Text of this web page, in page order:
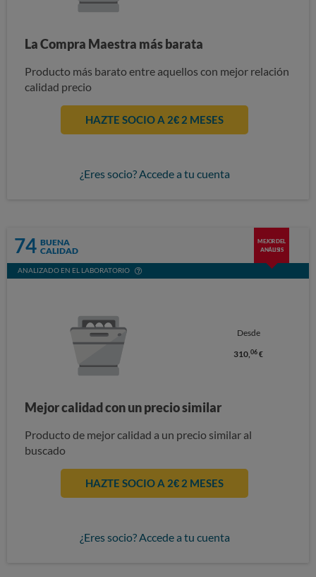
La Compra Maestra más barata
Producto más barato entre aquellos con mejor relación
calidad precio
HAZTE SOCIO A 2€ 2 MESES
¿Eres socio? Accede a tu cuenta
74 BUENA
CALIDAD
MEJOR DEL
ANÁLISIS
ANALIZADO EN EL LABORATORIO
Desde
310,06 €
Mejor calidad con un precio similar
Producto de mejor calidad a un precio similar al
buscado
HAZTE SOCIO A 2€ 2 MESES
¿Eres socio? Accede a tu cuenta